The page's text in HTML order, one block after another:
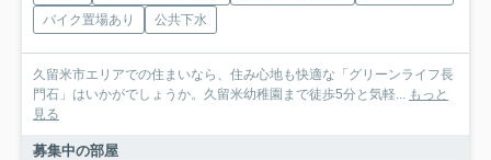
バイク置場あり
公共下水
久留米市エリアでの住まいなら、住み心地も快適な「グリーンライフ長
門石」はいかがでしょうか。久留米幼稚園まで徒歩5分と気軽... もっと
見る
募集中の部屋